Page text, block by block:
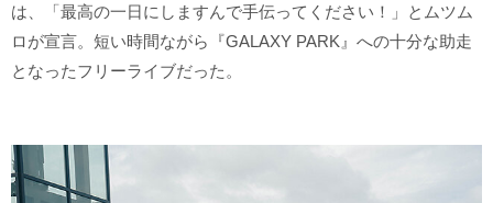
は、「最高の一日にしますんで手伝ってください！」とムツム
ロが宣言。短い時間ながら『GALAXY PARK』への十分な助走
となったフリーライブだった。